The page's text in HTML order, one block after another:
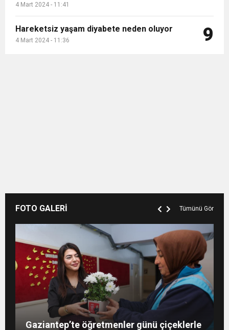
4 Mart 2024 - 11:41
Hareketsiz yaşam diyabete neden oluyor
4 Mart 2024 - 11:36 9
FOTO GALERİ Tümünü Gör
Konukoğlu: Türkiye ekonomisine 11 farklı
Gaziantep’te öğretmenler günü çiçeklerleGAÜN’de gri kod tatbikatı gerçeği
Şahin: “İstikbalimizi şekillendirecek olan
sizlersiniz”